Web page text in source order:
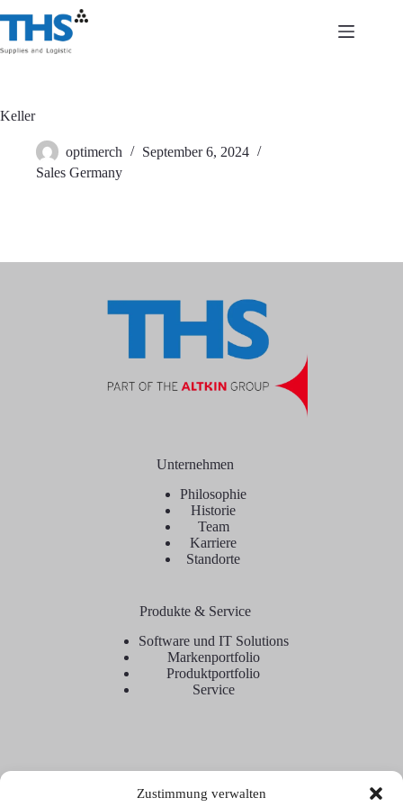
Zustimmung verwalten
Inhalt
springen
Keller
optimerch
September 6, 2024
Sales Germany
Unternehmen
Philosophie
Historie
Team
Karriere
Standorte
Produkte & Service
Software und IT Solutions
Markenportfolio
Produktportfolio
Service